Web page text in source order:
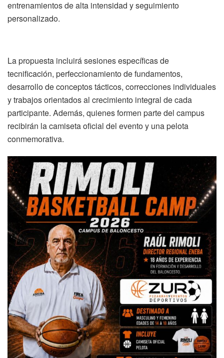
entrenamientos de alta intensidad y seguimiento
personalizado.
La propuesta incluirá sesiones específicas de
tecnificación, perfeccionamiento de fundamentos,
desarrollo de conceptos tácticos, correcciones individuales
y trabajos orientados al crecimiento integral de cada
participante. Además, quienes formen parte del campus
recibirán la camiseta oficial del evento y una pelota
conmemorativa.